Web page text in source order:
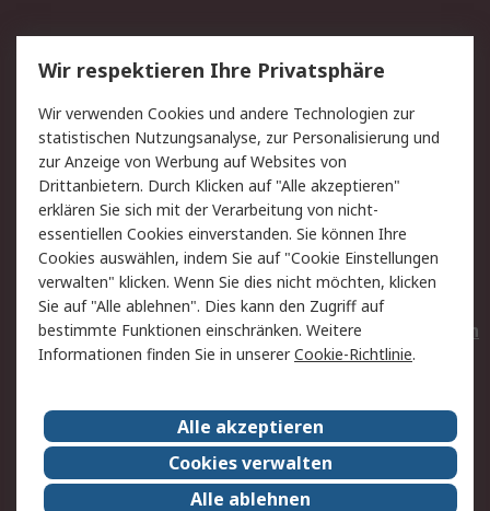
Service
Value Added Services
Lieferlösungen
Rücksendungen
Kontakt
Hilfe
Privatkunden
Rechtliches
AGB
Datenschutz
Cookie-Richtlinie
Zahlungsbedingungen
Copyright/Impressum
Entsorgung
Elektrogeräte/Batterien
RS weltweit
Karriere bei RS
Nachhaltigkeit
Qualität/Umwelt/ZertifikatePresse-Center
Wir respektieren Ihre Privatsphäre
Wir verwenden Cookies und andere Technologien zur
statistischen Nutzungsanalyse, zur Personalisierung und
zur Anzeige von Werbung auf Websites von
Drittanbietern. Durch Klicken auf "Alle akzeptieren"
erklären Sie sich mit der Verarbeitung von nicht-
essentiellen Cookies einverstanden. Sie können Ihre
Cookies auswählen, indem Sie auf "Cookie Einstellungen
verwalten" klicken. Wenn Sie dies nicht möchten, klicken
Sie auf "Alle ablehnen". Dies kann den Zugriff auf
bestimmte Funktionen einschränken. Weitere
Informationen finden Sie in unsererCookie-Richtlinie.
Alle akzeptieren
Cookies verwalten
Alle ablehnen